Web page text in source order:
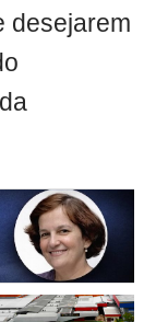
desejarem